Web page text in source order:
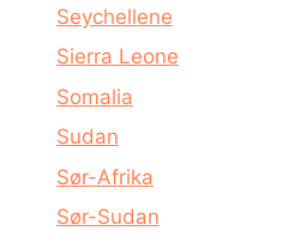
Seychellene
Sierra Leone
Somalia
Sudan
Sør-Afrika
Sør-Sudan